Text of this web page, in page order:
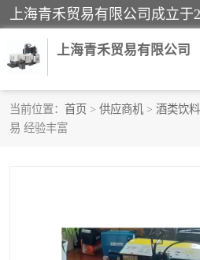
上海青禾贸易有限公司
当前位置： 首页 > 供应商机 > 酒类饮
易 经验丰富
酒类饮料报关
家用电器报关